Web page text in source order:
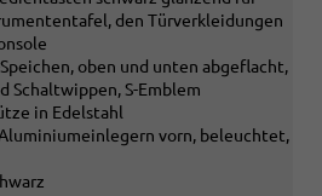
den Türverkleidungen
oben und unten abgeflacht,
S-Emblem
in Edelstahl
vorn, beleuchtet,